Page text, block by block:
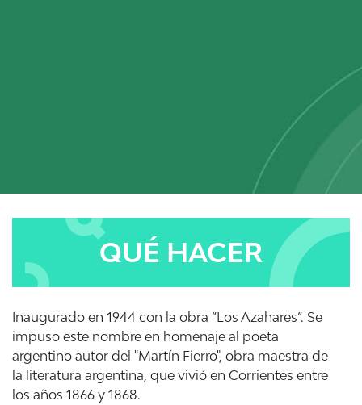
QUÉ HACER
Inaugurado en 1944 con la obra “Los Azahares”. Se
impuso este nombre en homenaje al poeta
argentino autor del "Martín Fierro", obra maestra de
la literatura argentina, que vivió en Corrientes entre
los años 1866 y 1868.